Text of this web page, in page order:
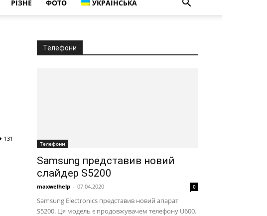
РІЗНЕ ФОТО УКРАЇНСЬКА
131
Телефони
Телефони
Samsung представив новий
слайдер S5200
maxwelhelp - 07.04.2020 0
Samsung Electronics представив новий апарат
S5200. Ця модель є продовжувачем телефону U600.